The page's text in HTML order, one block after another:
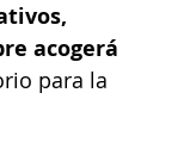
acogerá
para la